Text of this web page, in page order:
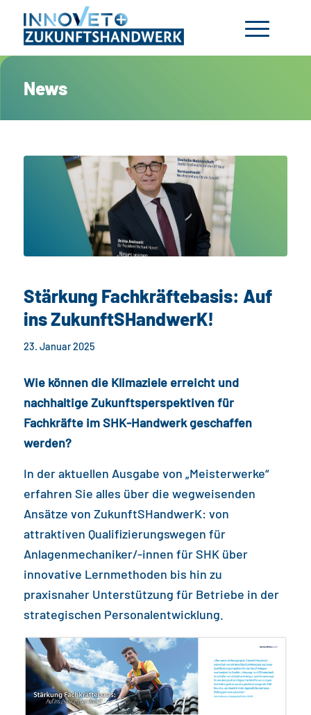
News
Stärkung Fachkräftebasis: Auf
ins ZukunftSHandwerK!
23. Januar 2025
Wie können die Klimaziele erreicht und
nachhaltige Zukunftsperspektiven für
Fachkräfte im SHK-Handwerk geschaffen
werden?
In der aktuellen Ausgabe von „Meisterwerke“
erfahren Sie alles über die wegweisenden
Ansätze von ZukunftSHandwerK: von
attraktiven Qualifizierungswegen für
Anlagenmechaniker/-innen für SHK über
innovative Lernmethoden bis hin zu
praxisnaher Unterstützung für Betriebe in der
strategischen Personalentwicklung.